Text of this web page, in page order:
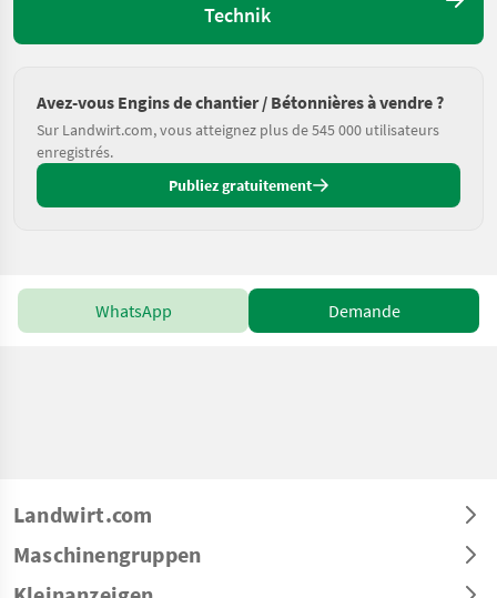
Technik
Avez-vous Engins de chantier / Bétonnières à vendre ?
Sur Landwirt.com, vous atteignez plus de 545 000 utilisateurs
enregistrés.
Publiez gratuitement
WhatsApp Demande
Landwirt.com
Maschinengruppen